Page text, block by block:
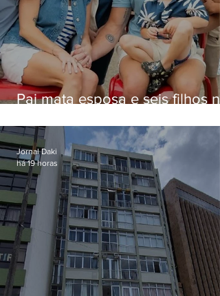
Pai mata esposa e seis filhos
Jornal Daki
há 19 horas